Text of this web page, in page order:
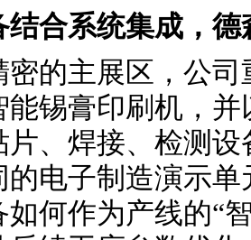
结合系统集成，
密的主展区，公
能锡膏印刷机，
片、焊接、检测
的电子制造演示
何作为产线的“